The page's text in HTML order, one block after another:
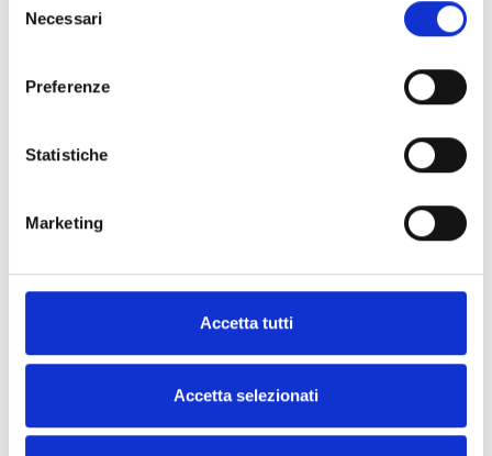
delNecessari
Preferenze
Statistiche
Marketing
Accetta tutti
Accetta selezionati
DETECTORES Y SENSORES DE MOVIMIENTO PARA EXTERIOR